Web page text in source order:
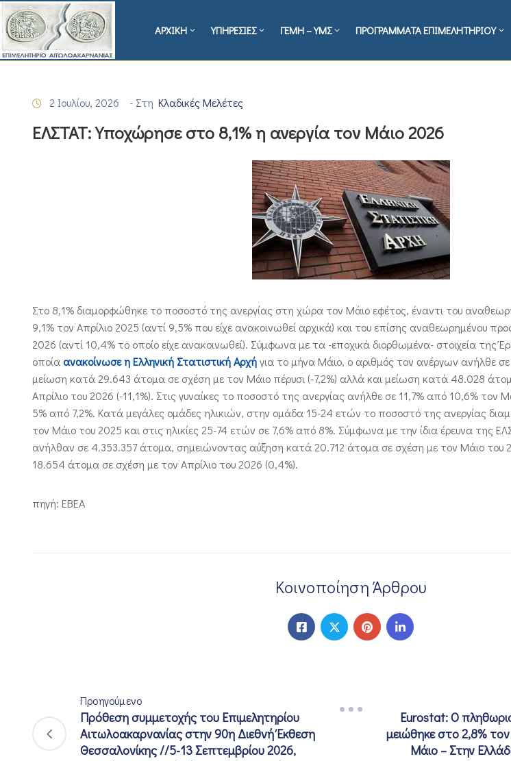
ΑΡΧΙΚΗ ΥΠΗΡΕΣΙΕΣ ΓΕΜΗ – ΥΜΣ ΠΡΟΓΡΑΜΜΑΤΑ ΕΠΙΜΕΛΗΤΗΡΙΟΥ
2 Ιουλίου, 2026 - Στη Κλαδικές Μελέτες
ΕΛΣΤΑΤ: Υποχώρησε στο 8,1% η ανεργία τον Μάιο 2026
Στο 8,1% διαμορφώθηκε το ποσοστό της ανεργίας στη χώρα τον Μάιο εφέτος, έναντι του
9,1% τον Απρίλιο 2025 (αντί 9,5% που είχε ανακοινωθεί αρχικά) και του επίσης αναθεωρημένου
2026 (αντί 10,4% το οποίο είχε ανακοινωθεί). Σύμφωνα με τα -εποχικά διορθωμένα- στοιχεία της
οποίαανακοίνωσε η Ελληνική Στατιστική Αρχήγια το μήνα Μάιο, ο αριθμός τον ανέργων ανήλθε
μείωση κατά 29.643 άτομα σε σχέση με τον Μάιο πέρυσι (-7,2%) αλλά και μείωση κατά 48.028
Απρίλιο του 2026 (-11,1%). Στις γυναίκες το ποσοστό της ανεργίας ανήλθε σε 11,7% από 10,6% τον
5% από 7,2%. Κατά μεγάλες ομάδες ηλικιών, στην ομάδα 15-24 ετών το ποσοστό της ανεργίας
τον Μάιο του 2025 και στις ηλικίες 25-74 ετών σε 7,6% από 8%. Σύμφωνα με την ίδια έρευνα της
ανήλθαν σε 4.353.357 άτομα, σημειώνοντας αύξηση κατά 20.712 άτομα σε σχέση με τον Μάιο του
18.654 άτομα σε σχέση με τον Απρίλιο του 2026 (0,4%).
πηγή: EBEA
Κοινοποίηση Άρθρου
Προηγούμενο
Πρόθεση συμμετοχής του Επιμελητηρίου
Αιτωλοακαρνανίας στην 90η Διεθνή Έκθεση
Θεσσαλονίκης //5-13 Σεπτεμβρίου 2026,
Eurostat: Ο
μειώθηκε στο 2,8%
Μάιο – Στην